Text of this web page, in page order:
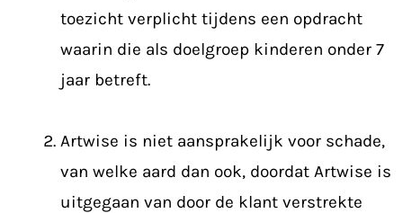
toezicht verplicht tijdens een opdracht
waarin die als doelgroep kinderen onder 7
jaar betreft.
Artwise is niet aansprakelijk voor schade,
van welke aard dan ook, doordat Artwise is
uitgegaan van door de klant verstrekte